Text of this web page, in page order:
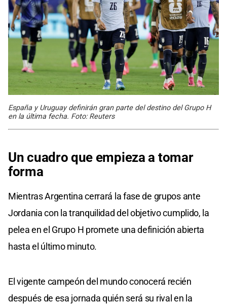
España y Uruguay definirán gran parte del destino del Grupo H
en la última fecha. Foto: Reuters
Un cuadro que empieza a tomar
forma
Mientras Argentina cerrará la fase de grupos ante
Jordania con la tranquilidad del objetivo cumplido, la
pelea en el Grupo H promete una definición abierta
hasta el último minuto.
El vigente campeón del mundo conocerá recién
después de esa jornada quién será su rival en la